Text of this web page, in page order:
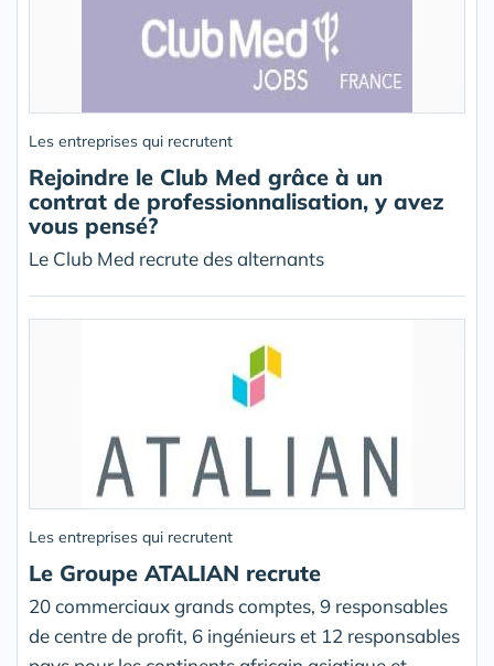
Les entreprises qui recrutent
Rejoindre le Club Med grâce à un
contrat de professionnalisation, y avez
vous pensé?
Le Club Med recrute des alternants
Les entreprises qui recrutent
Le Groupe ATALIAN recrute
20 commerciaux grands comptes, 9 responsables
de centre de profit, 6 ingénieurs et 12 responsables